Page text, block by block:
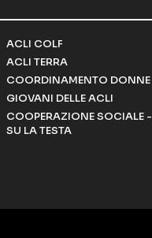
ACLI COLF
ACLI TERRA
COORDINAMENTO DONNE
GIOVANI DELLE ACLI
COOPERAZIONE SOCIALE -
SU LA TESTA